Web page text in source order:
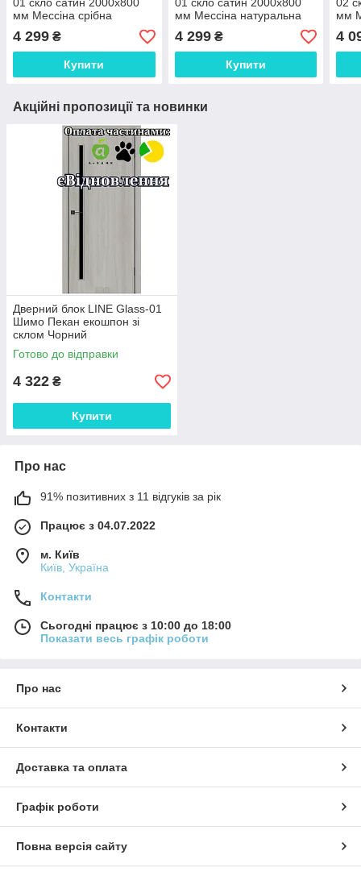
01 скло сатин 2000х800
мм Мессіна срібна
4 299 ₴
Купити
01 скло сатин 2000х800
мм Мессіна натуральна
4 299₴
Купити
02
мм
4
Акційні пропозиції та новинки
Дверний блок LINE Glass-01
Шимо Пекан екошпон зі
склом Чорний
Готово до відправки
4 322 ₴
Купити
Про нас
91% позитивних з 11 відгуків за рік
Працює з 04.07.2022
м. Київ
Київ, Україна
Контакти
Сьогодні працює з 10:00 до 18:00
Показати весь графік роботи
Про нас
Контакти
Доставка та оплата
Графік роботи
Повна версія сайту